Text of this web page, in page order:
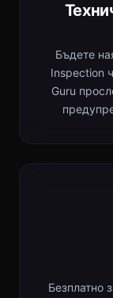
Бъдете
Inspection
Guru
Безплатно